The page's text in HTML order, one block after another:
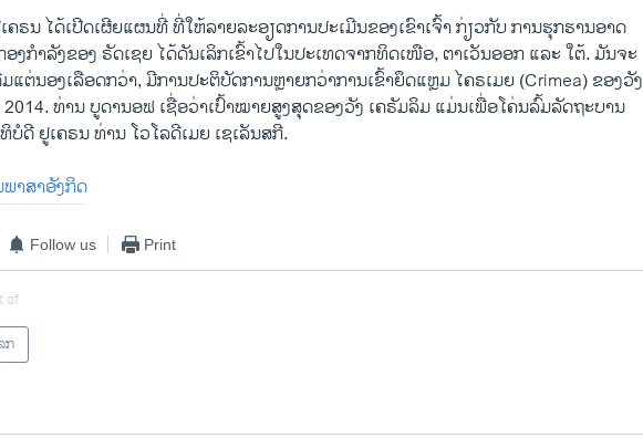
ຣນ ໄດ້ເປີດເຜີຍແຜນທີ່ ທີ່ໃຫ້ລາຍລະອຽດການປະເມີນຂອງເຂົາເຈົ້າ ກ່ຽວກັບ ການຮຸກຮານອາດ
ງກຳລັງຂອງ ຣັດເຊຍ ໄດ້ດັນເລິກເຂົ້າໄປໃນປະເທດຈາກທິດເໜືອ, ຕາເວັນອອກ ແລະ ໃຕ້. ມັນຈະ
ແຕ່ນອງເລືອດກວ່າ, ມີການປະຕິບັດການຫຼາຍກວ່າການເຂົ້າຍຶດແຫຼມ ໄຄຣເມຍ (Crimea) ຂອງວັງ
ທ່ານ ບູດານອຟ ເຊື່ອວ່າເປົ້າໝາຍສູງສຸດຂອງວັງ ເຄຣັມລິມ ແມ່ນເພື່ອໂຄ່ນລົ້ມລັດຖະບານ
ບໍດີ ຢູເຄຣນ ທ່ານ ໂວໂລດີເມຍ ເຊເລັນສກີ.
າສາອັງກິດ
Follow us Print
of
ກ